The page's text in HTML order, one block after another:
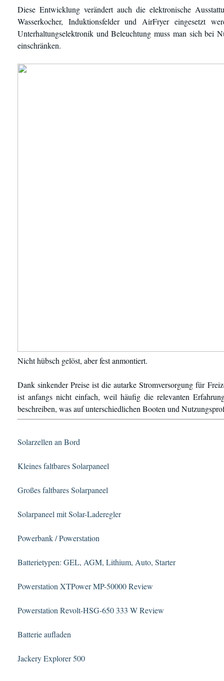
Diese Entwicklung verändert auch die elektronische
Wasserkocher, Induktionsfelder und AirFryer eingesetzt
Unterhaltungselektronik und Beleuchtung muss man sich bei
einschränken.
Nicht hübsch gelöst, aber fest anmontiert.
Dank sinkender Preise ist die autarke Stromversorgung für
ist anfangs nicht einfach, weil häufig die relevanten
beschreiben, was auf unterschiedlichen Booten und
Solarzellen an Bord
Kleines faltbares Solarpaneel
Großes faltbares Solarpaneel
Solarpaneel mit Solar-Laderegler
Powerbank / Powerstation
Batterietypen: GEL, AGM, Lithium, Auto, Starter
Powerstation XTPower MP-50000 Review
Powerstation Revolt-HSG-650 333 W Review
Batterie aufladen
Jackery Explorer 500